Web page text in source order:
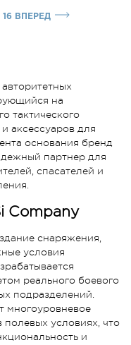
16 ВПЕРЕД
на
тактического
аксессуаров для
основания бренд
партнер для
спасателей и
Company
снаряжения,
условия
реального боевого
подразделений.
многоуровневое
полевых условиях, что
и